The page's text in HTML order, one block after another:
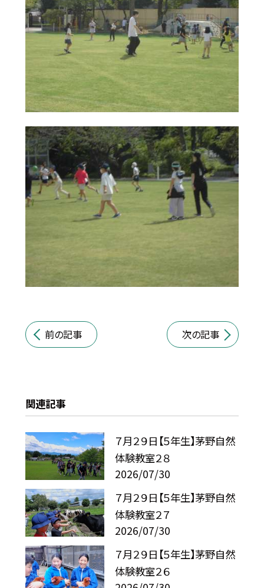
前の記事 次の記事
関連記事
７月２９日【５年生】茅野自然
体験教室２８
2026/07/30
７月２９日【５年生】茅野自然
体験教室２７
2026/07/30
７月２９日【５年生】茅野自然
体験教室２６